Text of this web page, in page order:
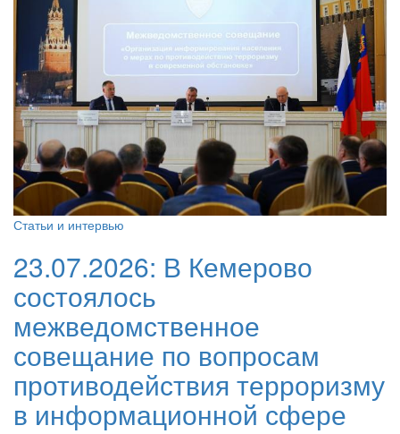
Статьи и интервью
23.07.2026: В Кемерово
состоялось
межведомственное
совещание по вопросам
противодействия терроризму
в информационной сфере